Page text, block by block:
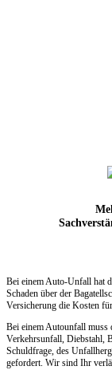
Bei einem Auto-Unfall hat
Schaden über der
Versicherung die Kosten
Bei einem Autounfall muss
Verkehrsunfall, Diebstahl,
Schuldfrage, des
gefordert. Wir sind Ihr